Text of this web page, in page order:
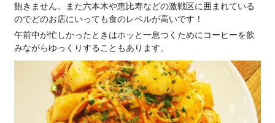
飽きません。また六本木や恵比寿などの激戦区に囲まれている
のでどのお店にいっても食のレベルが高いです！
午前中が忙しかったときはホッと一息つくためにコーヒーを飲
みながらゆっくりすることもあります。